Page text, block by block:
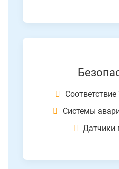
Системы
Датчики